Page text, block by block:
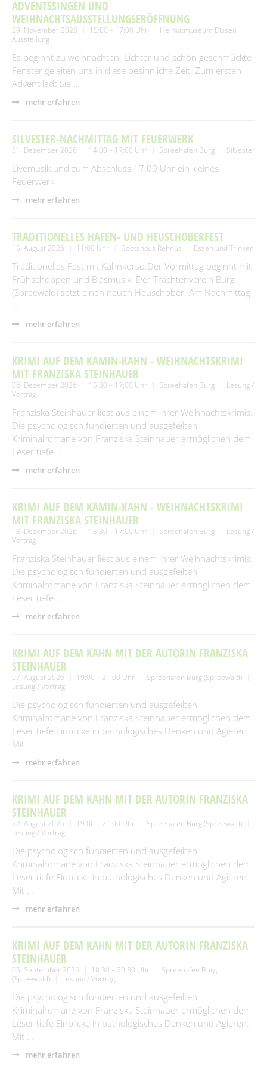
Fundtiere
Zahlen & Statistik
Formularservice
Spielplätze
Spenden & Sponsoring
Tourismus
ADVENTSSINGEN UND
WEIHNACHTSAUSSTELLUNGSERÖFFNUNG
29. November 2026 15:00 – 17:00 Uhr
Heimatmuseum Dissen
Ausstellung
Es beginnt zu weihnachten. Lichter und schön geschmückte
Fenster geleiten uns in diese besinnliche Zeit. Zum ersten
Advent lädt Sie …
mehr erfahren
SILVESTER-NACHMITTAG MIT FEUERWERK
31. Dezember 2026 14:00 – 17:00 Uhr Spreehafen Burg Silvester
Livemusik und zum Abschluss 17:00 Uhr ein kleines
Feuerwerk
mehr erfahren
TRADITIONELLES HAFEN- UND HEUSCHOBERFEST
15. August 2026 11:00 Uhr Bootshaus Rehnus Essen und Trinken
Traditionelles Fest mit Kahnkorso.Der Vormittag beginnt mit
Frühschoppen und Blasmusik. Der Trachtenverein Burg
(Spreewald) setzt einen neuen Heuschober. Am Nachmittag
…
mehr erfahren
KRIMI AUF DEM KAMIN-KAHN - WEIHNACHTSKRIMI
MIT FRANZISKA STEINHAUER
06. Dezember 2026 15:30 – 17:00 Uhr Spreehafen Burg
Lesung /
Vortrag
Franziska Steinhauer liest aus einem ihrer Weihnachtskrimis.
Die psychologisch fundierten und ausgefeilten
Kriminalromane von Franziska Steinhauer ermöglichen dem
Leser tiefe …
mehr erfahren
KRIMI AUF DEM KAMIN-KAHN - WEIHNACHTSKRIMI
MIT FRANZISKA STEINHAUER
13. Dezember 2026 15:30 – 17:00 Uhr Spreehafen Burg
Lesung /
Vortrag
Franziska Steinhauer liest aus einem ihrer Weihnachtskrimis.
Die psychologisch fundierten und ausgefeilten
Kriminalromane von Franziska Steinhauer ermöglichen dem
Leser tiefe …
mehr erfahren
KRIMI AUF DEM KAHN MIT DER AUTORIN FRANZISKA
STEINHAUER
07. August 2026 19:00 – 21:00 Uhr
Spreehafen Burg (Spreewald)
Lesung / Vortrag
Die psychologisch fundierten und ausgefeilten
Kriminalromane von Franziska Steinhauer ermöglichen dem
Leser tiefe Einblicke in pathologisches Denken und Agieren.
Mit …
mehr erfahren
KRIMI AUF DEM KAHN MIT DER AUTORIN FRANZISKA
STEINHAUER
22. August 2026 19:00 – 21:00 Uhr
Spreehafen Burg (Spreewald)
Lesung / Vortrag
Die psychologisch fundierten und ausgefeilten
Kriminalromane von Franziska Steinhauer ermöglichen dem
Leser tiefe Einblicke in pathologisches Denken und Agieren.
Mit …
mehr erfahren
KRIMI AUF DEM KAHN MIT DER AUTORIN FRANZISKA
STEINHAUER
05. September 2026 18:30 – 20:30 Uhr
Spreehafen Burg
(Spreewald)
Lesung / Vortrag
Die psychologisch fundierten und ausgefeilten
Kriminalromane von Franziska Steinhauer ermöglichen dem
Leser tiefe Einblicke in pathologisches Denken und Agieren.
Mit …
mehr erfahren
SUCHEN